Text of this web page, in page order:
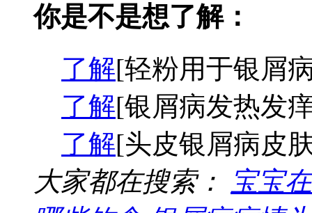
你是不是想了解：
了解[轻粉用于银屑
了解[银屑病发热发
了解[头皮银屑病皮
大家都在搜索：
宝宝